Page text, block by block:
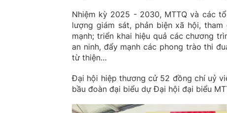
Nhiệm kỳ 2025 - 2030, MTTQ và các
lượng giám sát, phản biện xã hội,
mạnh; triển khai hiệu quả các chương
an ninh, đẩy mạnh các phong trào thi
từ thiện…
Đại hội hiệp thương cử 52 đồng chí uỷ
bầu đoàn đại biểu dự Đại hội đại biểu